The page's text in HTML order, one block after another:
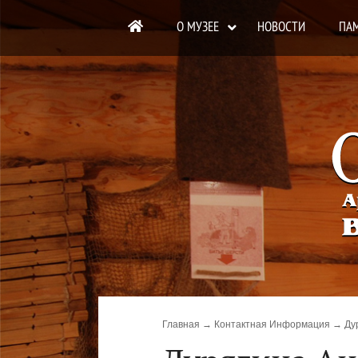
ОСНОВНАЯ
О МУЗЕЕ НОВОСТИ
Строка навигации
Главная Контактная Информация